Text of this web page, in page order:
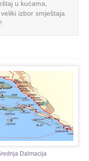
u kućama,
izbor smještaja
Dalmacija